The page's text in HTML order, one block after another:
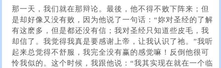
那一天，我们就在那辩论。最後，他不得不败下阵来；但
是却好像又没有败，因为他说了一句话：“妳对圣经的了解
有这麽多，但是都还没有信；我对圣经只知道些皮毛，我
却信了。我觉得我真是要感谢上帝，让我认识了祂。”我听
起来总觉得不舒服，我完全没有赢的感觉嘛！反倒他很可
怜我似的。这个时候，我跟他说：“我其实现在就在一个临